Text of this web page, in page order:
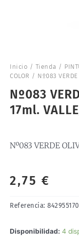
Inicio / Tienda /
COLOR / Nº083 VERDE
Nº083
17ml.
Nº083 VERDE
2,75 €
Referencia:
Disponibilidad: 4
Nº083